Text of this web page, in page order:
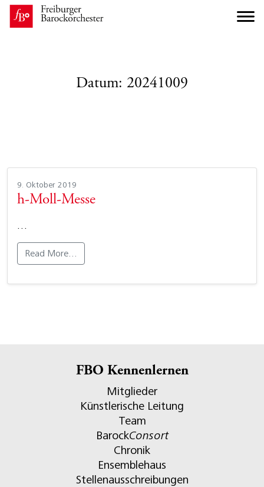
Datum: 20241009
9. Oktober 2019
h-Moll-Messe
…
Read More…
FBO Kennenlernen
Mitglieder
Künstlerische Leitung
Team
BarockConsort
Chronik
Ensemblehaus
Stellenausschreibungen